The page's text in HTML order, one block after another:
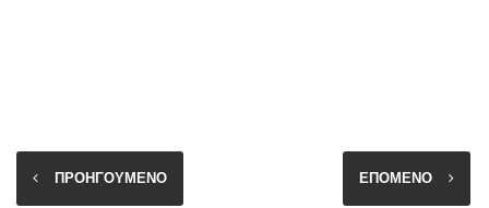
ΠΡΟΗΓΟΥΜΕΝΟ ΕΠΟΜΕΝΟ